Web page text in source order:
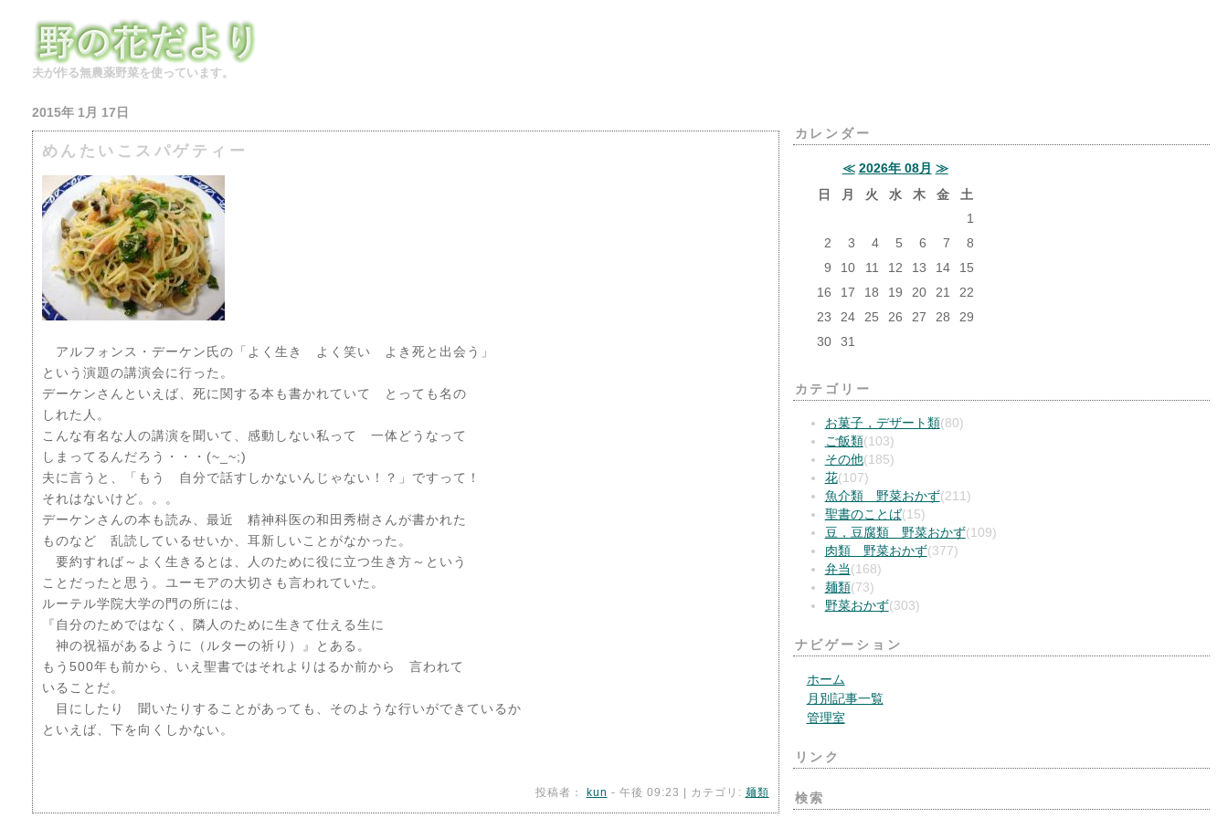
夫が作る無農薬野菜を使っています。
2015年 1月 17日
めんたいこスパゲティー
アルフォンス・デーケン氏の「よく生き よく笑い よき死と出会う」
という演題の講演会に行った。
デーケンさんといえば、死に関する本も書かれていて とっても名の
しれた人。
こんな有名な人の講演を聞いて、感動しない私って 一体どうなって
しまってるんだろう・・・(~_~;)
夫に言うと、「もう 自分で話すしかないんじゃない！？」ですって！
それはないけど。。。
デーケンさんの本も読み、最近 精神科医の和田秀樹さんが書かれた
ものなど 乱読しているせいか、耳新しいことがなかった。
要約すれば～よく生きるとは、人のために役に立つ生き方～という
ことだったと思う。ユーモアの大切さも言われていた。
ルーテル学院大学の門の所には、
『自分のためではなく、隣人のために生きて仕える生に
神の祝福があるように（ルターの祈り）』とある。
もう500年も前から、いえ聖書ではそれよりはるか前から 言われて
いることだ。
目にしたり 聞いたりすることがあっても、そのような行いができているか
といえば、下を向くしかない。
投稿者： kun - 午後 09:23 | カテゴリ: 麺類
カレンダー
≪ 2026年 08月 ≫
日
月 火 水 木 金
土
1
2
3 4 5 6 7
8
9
10 11 12 13 14
15
16
17 18 19 20 21
22
23
24 25 26 27 28
29
30
31
カテゴリー
お菓子，デザート類(80)
ご飯類(103)
その他(185)
花(107)
魚介類 野菜おかず(211)
聖書のことば(15)
豆，豆腐類 野菜おかず(109)
肉類 野菜おかず(377)
弁当 (168)
麺類(73)
野菜おかず(303)
ナビゲーション
ホーム
月別記事一覧
管理室
リンク
検索